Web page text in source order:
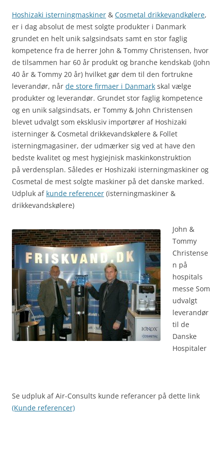
Hoshizaki isterningmaskiner & Cosmetal drikkevandkølere,
er i dag absolut de mest solgte produkter i Danmark
grundet en helt unik salgsindsats samt en stor faglig
kompetence fra de herrer John & Tommy Christensen, hvor
de tilsammen har 60 år produkt og branche kendskab (John
40 år & Tommy 20 år) hvilket gør dem til den fortrukne
leverandør, når de store firmaer i Danmark skal vælge
produkter og leverandør. Grundet stor faglig kompetence
og en unik salgsindsats, er Tommy & John Christensen
blevet udvalgt som eksklusiv importører af Hoshizaki
isterninger & Cosmetal drikkevandskølere & Follet
isterningmagasiner, der udmærker sig ved at have den
bedste kvalitet og mest hygiejnisk maskinkonstruktion
på verdensplan. Således er Hoshizaki isterningmaskiner og
Cosmetal de mest solgte maskiner på det danske marked.
Udpluk af kunde referencer (isterningmaskiner &
drikkevandskølere)
John &
Tommy
Christense
n på
hospitals
messe Som
udvalgt
leverandør
til de
Danske
Hospitaler
Se udpluk af Air-Consults kunde referancer på dette link
(Kunde referencer)